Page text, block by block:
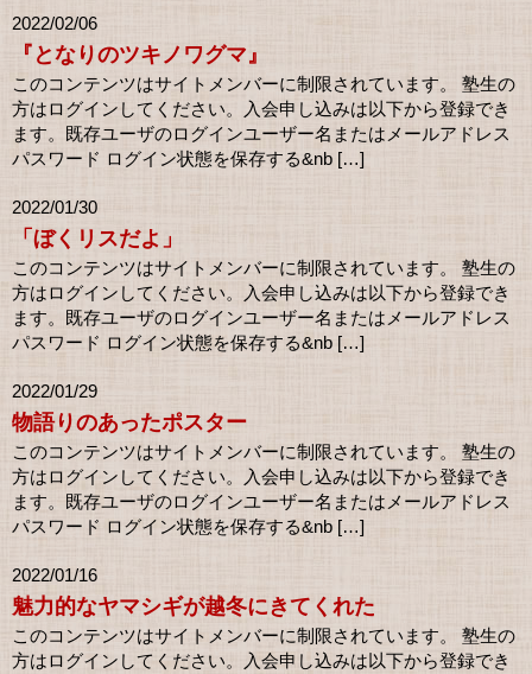
2022/02/06
『となりのツキノワグマ』
このコンテンツはサイトメンバーに制限されています。 塾生の
方はログインしてください。入会申し込みは以下から登録でき
ます。既存ユーザのログインユーザー名またはメールアドレス
パスワード ログイン状態を保存する&nb […]
2022/01/30
「ぼくリスだよ」
このコンテンツはサイトメンバーに制限されています。 塾生の
方はログインしてください。入会申し込みは以下から登録でき
ます。既存ユーザのログインユーザー名またはメールアドレス
パスワード ログイン状態を保存する&nb […]
2022/01/29
物語りのあったポスター
このコンテンツはサイトメンバーに制限されています。 塾生の
方はログインしてください。入会申し込みは以下から登録でき
ます。既存ユーザのログインユーザー名またはメールアドレス
パスワード ログイン状態を保存する&nb […]
2022/01/16
魅力的なヤマシギが越冬にきてくれた
このコンテンツはサイトメンバーに制限されています。 塾生の
方はログインしてください。入会申し込みは以下から登録でき